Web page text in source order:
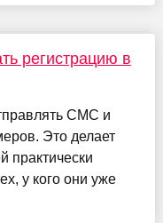
регистрацию в
СМС и
Это делает
практически
у кого они уже